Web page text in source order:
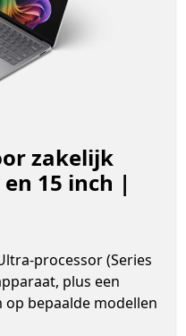
zakelijk
15 inch |
processor (Series
plus een
bepaalde modellen